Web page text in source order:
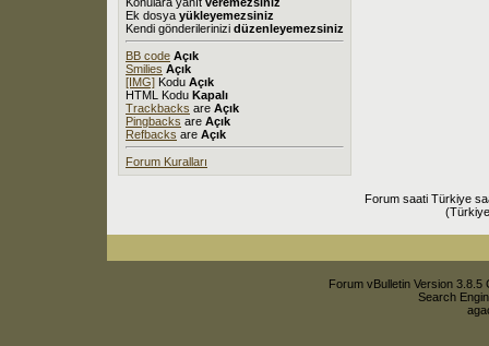
Ek dosya yükleyemezsiniz
Kendi gönderilerinizi düzenleyemezsiniz
BB code Açık
Smilies Açık
[IMG] Kodu Açık
HTML Kodu Kapalı
Trackbacks are Açık
Pingbacks are Açık
Refbacks are Açık
Forum Kuralları
Forum saati Türkiye
Forum vBulletin Version
Search